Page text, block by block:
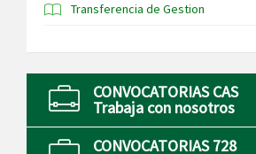
Transferencia de Gestion
CONVOCATORIAS CAS
Trabaja con nosotros
CONVOCATORIAS 728